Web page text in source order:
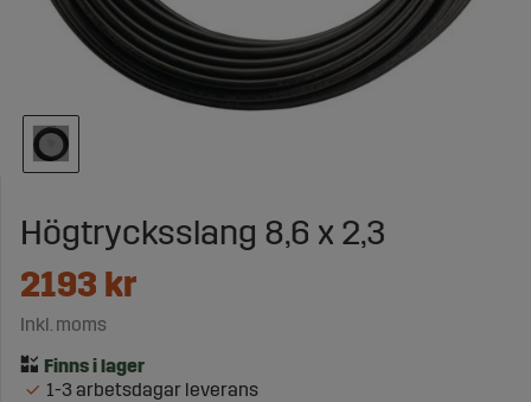
Högtrycksslang 8,6 x 2,3
2193 kr
Inkl. moms
1-3 arbetsdagar leverans